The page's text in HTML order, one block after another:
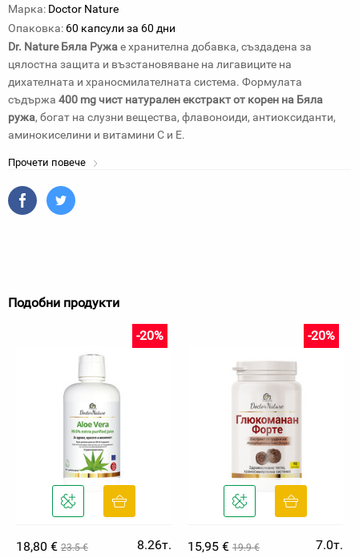
Марка: Doctor Nature
Опаковка: 60 капсули за 60 дни
Dr. Nature Бяла Ружае хранителна добавка, създадена за
цялостна защита и възстановяване на лигавиците на
дихателната и храносмилателната система. Формулата
съдържа 400 mg чист натурален екстракт от корен на Бяла
ружа, богат на слузни вещества, флавоноиди, антиоксиданти,
аминокиселини и витамини C и E.
Прочети повече
Подобни продукти
18,80 € 23.5 €
-20%
8.26т.
15,95 € 19.9 €
-20%
7.0т.